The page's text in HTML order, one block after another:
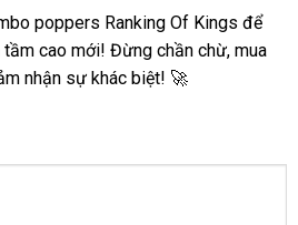
poppers Ranking Of Kings để
cao mới! Đừng chần chừ, mua
nhận sự khác biệt! 🚀